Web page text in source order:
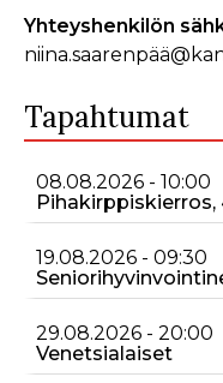
Yhteyshenkilön
Tapahtumat
08.08.2026 - 10:00
Pihakirppiskierros,
19.08.2026 - 09:30
29.08.2026 - 20:00
Venetsialaiset